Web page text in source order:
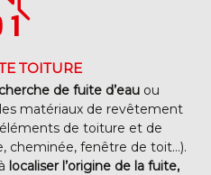
TOITURE
de fuite d’eauou
matériaux de revêtement
de toiture et de
cheminée, fenêtre de toit…).
localiser l’origine de la fuite,